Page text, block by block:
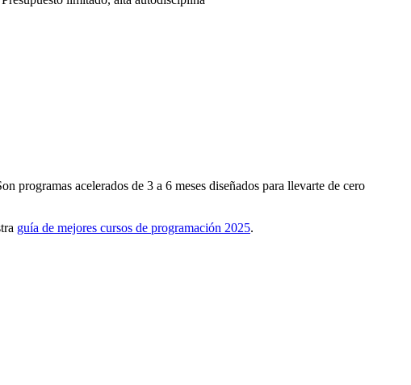
programas acelerados de 3 a 6 meses diseñados para llevarte de cero
guía de mejores cursos de programación 2025.